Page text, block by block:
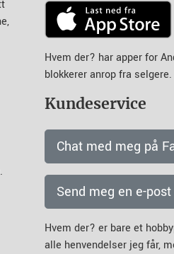
Hvem der? har apper for
blokkerer anrop fra selgere.
Kundeservice
Chat med meg på
Send meg en e-post
Hvem der? er bare et
alle henvendelser jeg får,